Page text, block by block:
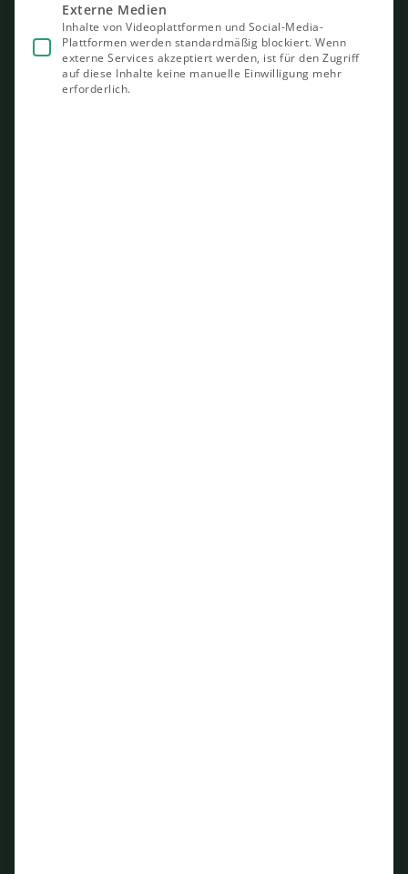
Externe Medien
Inhalte von Videoplattformen und Social-Media-
Plattformen werden standardmäßig blockiert. Wenn
externe Services akzeptiert werden, ist für den Zugriff
auf diese Inhalte keine manuelle Einwilligung mehr
erforderlich.